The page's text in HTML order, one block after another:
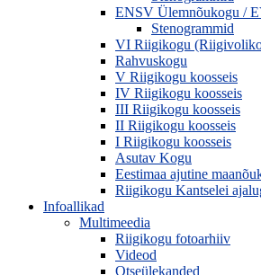
ENSV Ülemnõukogu /
Stenogrammid
VI Riigikogu
Rahvuskogu
V Riigikogu koosseis
IV Riigikogu koosseis
III Riigikogu koosseis
II Riigikogu koosseis
I Riigikogu koosseis
Asutav Kogu
Eestimaa ajutine
Riigikogu Kantselei
Infoallikad
Multimeedia
Riigikogu fotoarhiiv
Videod
Otseülekanded